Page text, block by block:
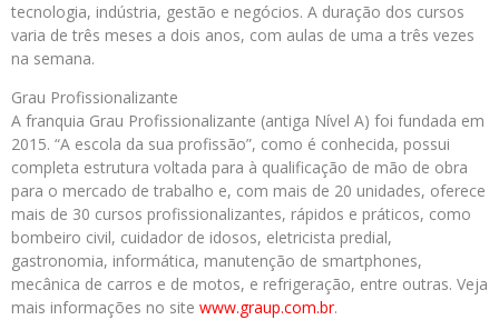
tecnologia, indústria, gestão e negócios. A duração dos cursos
varia de três meses a dois anos, com aulas de uma a três vezes
na semana.
Grau Profissionalizante
A franquia Grau Profissionalizante (antiga Nível A) foi fundada em
2015. “A escola da sua profissão”, como é conhecida, possui
completa estrutura voltada para à qualificação de mão de obra
para o mercado de trabalho e, com mais de 20 unidades, oferece
mais de 30 cursos profissionalizantes, rápidos e práticos, como
bombeiro civil, cuidador de idosos, eletricista predial,
gastronomia, informática, manutenção de smartphones,
mecânica de carros e de motos, e refrigeração, entre outras. Veja
mais informações no site www.graup.com.br.